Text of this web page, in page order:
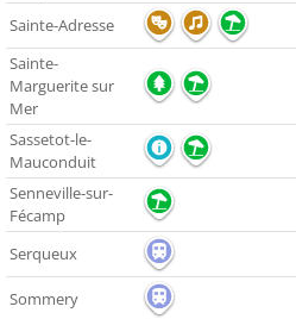
Sainte-Adresse
Sainte-
Marguerite sur
Mer
Sassetot-le-
Mauconduit
Senneville-sur-
Fécamp
Serqueux
Sommery